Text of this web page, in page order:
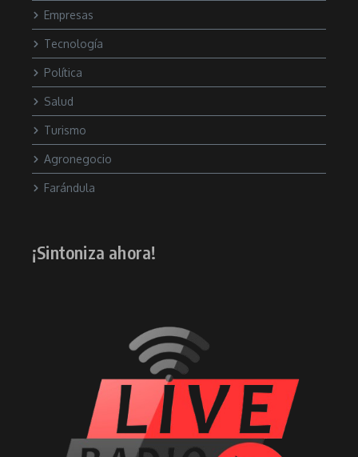
Empresas
Tecnología
Política
Salud
Turismo
Agronegocio
Farándula
¡Sintoniza ahora!